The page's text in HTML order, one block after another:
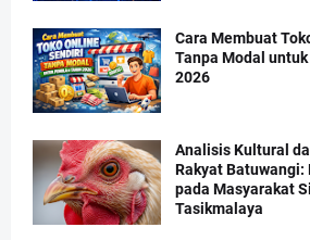
Cara Membuat
Tanpa Modal
2026
Analisis Kultural
Rakyat Batuwangi:
pada Masyarakat
Tasikmalaya